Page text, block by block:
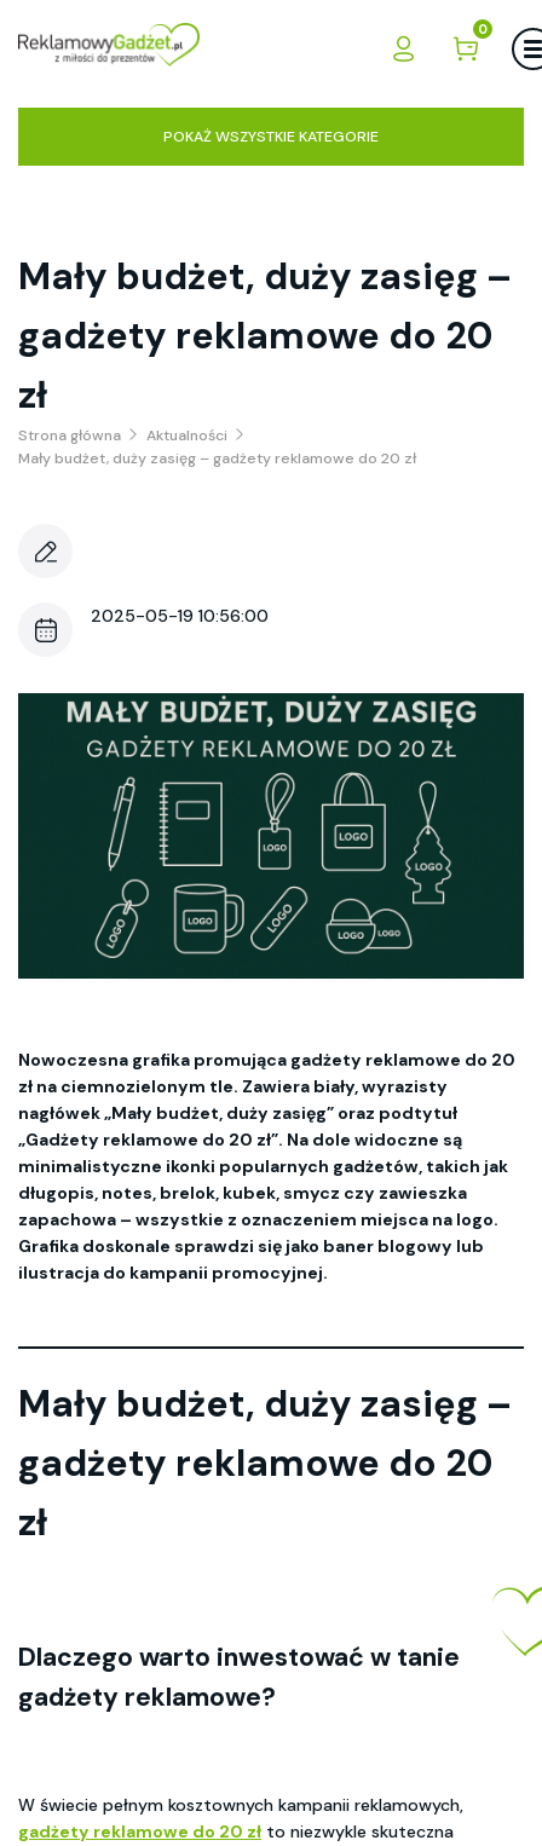
0
POKAŻ WSZYSTKIE KATEGORIE
Mały budżet, duży zasięg –
gadżety reklamowe do 20
zł
Strona główna
Aktualności
Mały budżet, duży zasięg – gadżety reklamowe do 20 zł
2025-05-19 10:56:00
Nowoczesna grafika promująca gadżety reklamowe do 20
zł na ciemnozielonym tle. Zawiera biały, wyrazisty
nagłówek „Mały budżet, duży zasięg” oraz podtytuł
„Gadżety reklamowe do 20 zł”. Na dole widoczne są
minimalistyczne ikonki popularnych gadżetów, takich jak
długopis, notes, brelok, kubek, smycz czy zawieszka
zapachowa – wszystkie z oznaczeniem miejsca na logo.
Grafika doskonale sprawdzi się jako baner blogowy lub
ilustracja do kampanii promocyjnej.
Mały budżet, duży zasięg –
gadżety reklamowe do 20
zł
Dlaczego warto inwestować w tanie
gadżety reklamowe?
W świecie pełnym kosztownych kampanii reklamowych,
gadżety reklamowe do 20 zł to niezwykle skuteczna